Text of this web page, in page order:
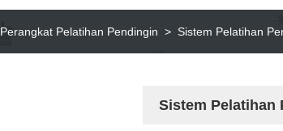
Perangkat Pelatihan Pendingin > Sistem Pelatihan
Sistem Pelatihan